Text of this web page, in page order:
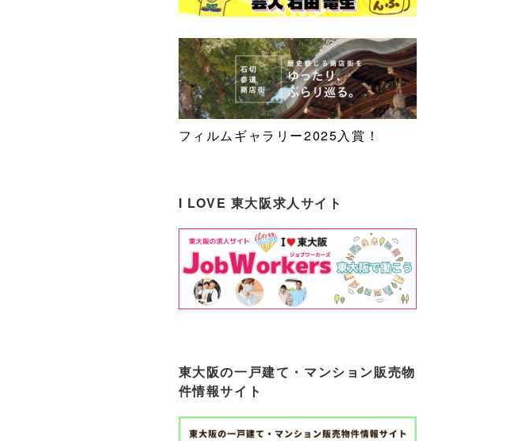
フィルムギャラリー2025入賞！
I LOVE 東大阪求人サイト
東大阪の一戸建て・マンション販売物
件情報サイト